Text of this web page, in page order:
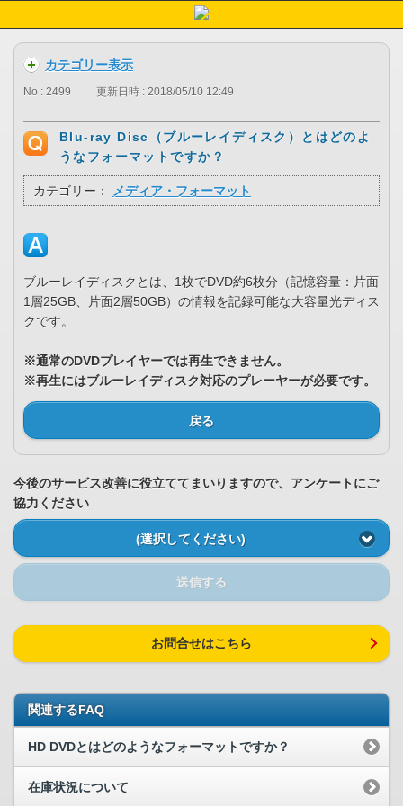
カテゴリー表示
No : 2499 更新日時 : 2018/05/10 12:49
Blu-ray Disc（ブルーレイディスク）とはどのよ
うなフォーマットですか？
カテゴリー： メディア・フォーマット
ブルーレイディスクとは、1枚でDVD約6枚分（記憶容量：片面
1層25GB、片面2層50GB）の情報を記録可能な大容量光ディス
クです。
※通常のDVDプレイヤーでは再生できません。
※再生にはブルーレイディスク対応のプレーヤーが必要です。
戻る
今後のサービス改善に役立ててまいりますので、アンケートにご
協力ください
(選択してください)
送信する
お問合せはこちら
関連するFAQ
HD DVDとはどのようなフォーマットですか？
在庫状況について